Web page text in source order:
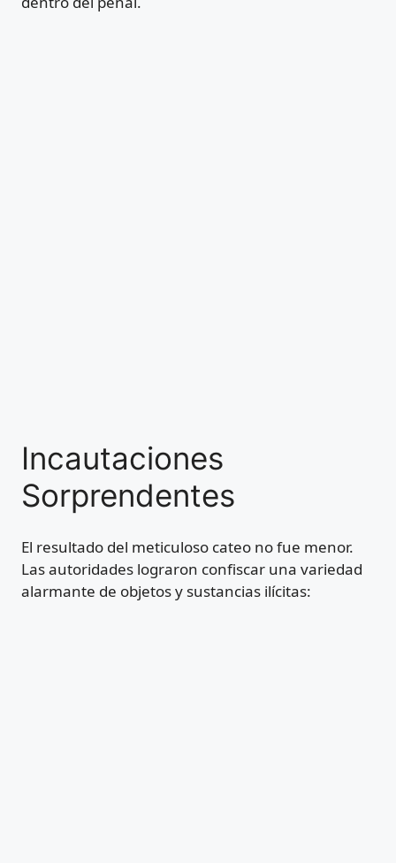
Incautaciones
Sorprendentes
El resultado del meticuloso cateo no fue menor.
Las autoridades lograron confiscar una variedad
alarmante de objetos y sustancias ilícitas: